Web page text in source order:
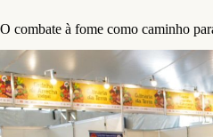
O combate à fome como caminho